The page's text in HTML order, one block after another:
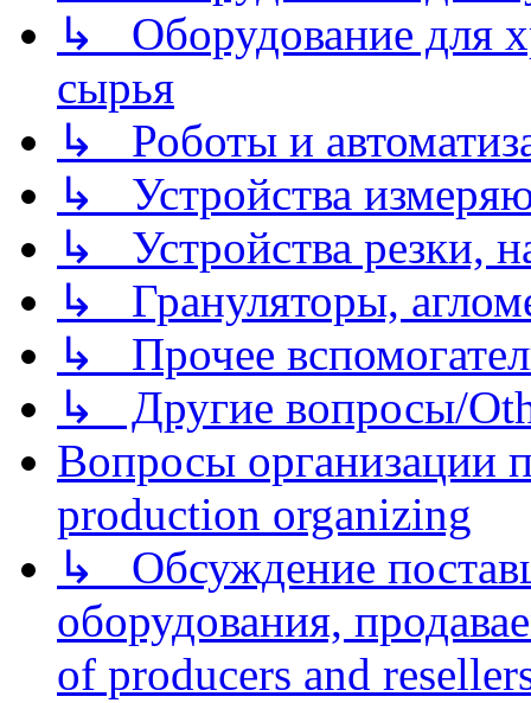
↳ Оборудование для
сырья
↳ Роботы и
↳ Устройства
↳ Устройства резки,
↳ Грануляторы,
↳ Прочее
↳ Другие вопросы/
Вопросы организации
production organizing
↳ Обсуждение
оборудования,
of producers and